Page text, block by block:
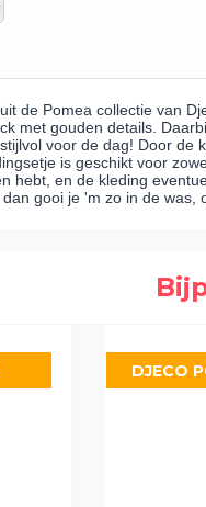
de Pomea collectie van
met gouden details.
voor de dag! Door de
is geschikt voor
hebt, en de kleding
gooi je 'm zo in de was,
DJECO